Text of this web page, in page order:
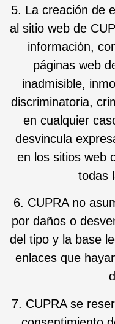
5. La creación de
al sitio web de
información,
páginas web
inadmisible,
discriminatoria,
en cualquier
desvincula
en los sitios web
todas
6. CUPRA no
por daños o
del tipo y la base
enlaces que
7. CUPRA se